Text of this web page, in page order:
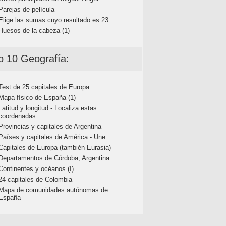
de película
las sumas cuyo resultado es 23
de la cabeza (1)
10 Geografía:
de 25 capitales de Europa
físico de España (1)
y longitud - Localiza estas
y capitales de Argentina
y capitales de América - Une
de Europa (también Eurasia)
de Córdoba, Argentina
y océanos (I)
capitales de Colombia
de comunidades autónomas de